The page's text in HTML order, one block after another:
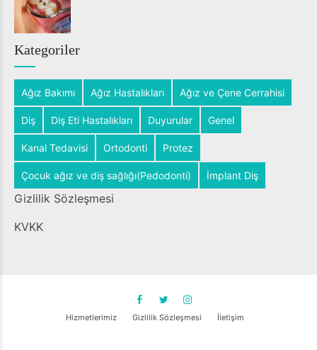
Kategoriler
Ağız Bakımı Ağız Hastalıkları Ağız ve Çene Cerrahisi
Diş Diş Eti Hastalıkları Duyurular Genel
Kanal Tedavisi Ortodonti Protez
Çocuk ağız ve diş sağlığı(Pedodonti) İmplant Diş
Gizlilik Sözleşmesi
KVKK
Hizmetlerimiz Gizlilik Sözleşmesi İletişim